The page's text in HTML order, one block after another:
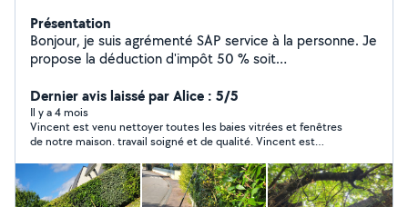
Présentation
Bonjour, je suis agrémenté SAP service à la personne. Je
propose la déduction d'impôt 50 % soit
agréments. Devis gratuit et prix attractif mes services
sont les suivants. - tous types d'espaces verts , taille de
haie, tonte de pelouse, entretien,massif , élagage . Je
propose aussi tout type de nettoyage, vitres, miroir,
véranda, terrasse, mur Prix, attractif et déductible du
crédit des impôts.
Dernier avis laissé par Alice : 5/5
Il y a 4 mois
Vincent est venu nettoyer toutes les baies vitrées et fenêtres
de notre maison. travail soigné et de qualité. Vincent est